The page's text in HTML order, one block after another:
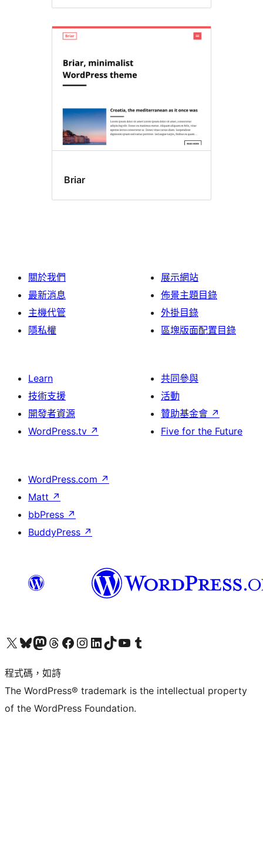
Briar
關於我們
最新消息
主機代管
隱私權
展示網站
佈景主題目錄
外掛目錄
區塊版面配置目錄
Learn
技術支援
開發者資源
WordPress.tv ↗
共同參與
活動
贊助基金會 ↗
Five for the Future
WordPress.com ↗
Matt ↗
bbPress ↗
BuddyPress ↗
查看我們的 X (之前的 Twitter) 帳號造訪我們的 Bluesky 帳號造訪我們的 Mastodon 帳號造訪我們的 Threads 帳號 造訪我們的 Facebook 粉絲專頁Visit our Instagram account
Visit our LinkedIn account
造訪我們的 TikTok 帳號Visit our YouTube channel
造訪我們的 Tumblr 帳號
程式碼，如詩
The WordPress® trademark is the intellectual property
of the WordPress Foundation.